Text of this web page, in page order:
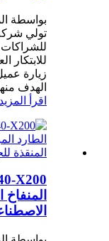
بواسطة المدير
تولي
للشراكات
للابتكار
زيارة
الهدف
اقرأ المزيد